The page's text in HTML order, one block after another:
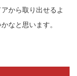
から取り出せるよ
なと思います。